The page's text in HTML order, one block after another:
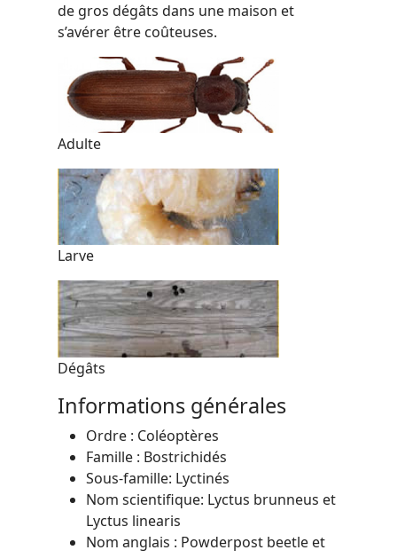
de gros dégâts dans une maison et
s’avérer être coûteuses.
Adulte
Larve
Dégâts
Informations générales
Ordre : Coléoptères
Famille : Bostrichidés
Sous-famille: Lyctinés
Nom scientifique: Lyctus brunneus et
Lyctus linearis
Nom anglais : Powderpost beetle et